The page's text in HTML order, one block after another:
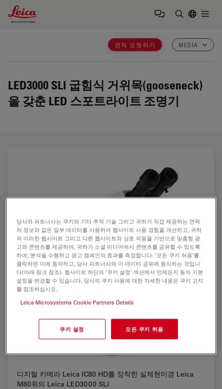
Leica Microsystems Logo
견적 요청하기 MEDIA
LED3000 SLI 굽힘식 거위목(gooseneck)
을 갖춘 LED 스포트라이트 조명기
디지털 카메라 Leica IC80 HD를 장착한 실체현미경 Leica
M80위의 Leica LED3000 SLI
당사와 파트너사는 쿠키와 기타 추적 기술 그리고 귀하가 직접 제공하는 연락
처 정보와 같은 일부 데이터를 사용하여 웹사이트 사용 경험을 개선하고, 귀하
의 이러한 웹사이트 그리고 다른 웹사이트와 상호 작용을 기반으로 맞춤형 광
고와 콘텐츠를 제공하며, 귀하가 소셜 미디어에서 콘텐츠를 공유할 수 있도록
하여, 분석을 수행하고 광고 캠페인의 효과를 측정합니다. '모든 쿠키 허용'를
클릭하면 이에 동의하고, 당사 파트너사와 이 데이터 공유에 동의하는 것입니
다(아래 링크 참조). 웹사이트 하단의 '쿠키 설정' 섹션에서 언제든지 동의 기본
설정을 변경할 수 있습니다. 당사의 쿠키 사용에 대한 자세한 내용은 쿠키 고지
를 참조하십시오.
Leica Microsystems Cookie Partners Details
쿠키 설정 모든 쿠키 허용